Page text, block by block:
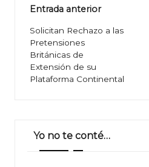
Navegación
de
entradas
Entrada anterior
Solicitan Rechazo a las
Pretensiones
Británicas de
Extensión de su
Plataforma Continental
Yo no te conté…